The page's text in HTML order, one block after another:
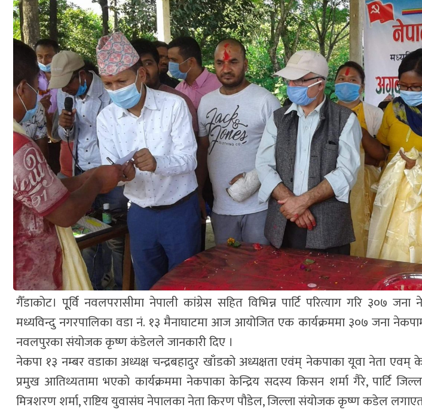
गैँडाकोट। पूूर्वि नवलपरासीमा नेपाली कांग्रेस सहित विभिन्न पार्टि परित्याग गरि ३०७
मध्यविन्दु नगरपालिका वडा नं. १३ मैनाघाटमा आज आयोजित एक कार्यक्रममा ३०७ जना
नवलपुरका संयोजक कृष्ण कंडेलले जानकारी दिए ।
नेकपा १३ नम्बर वडाका अध्यक्ष चन्द्रबहादुर खाँडको अध्यक्षता एवंम् नेकपाका यूवा नेता
प्रमुख आतिथ्यतामा भएको कार्यक्रममा नेकपाका केन्द्रिय सदस्य किसन शर्मा गैरे, पार्टि
मित्रशरण शर्मा, राष्टिय युवासंघ नेपालका नेता किरण पौडेल, जिल्ला संयोजक कृष्ण कडेल